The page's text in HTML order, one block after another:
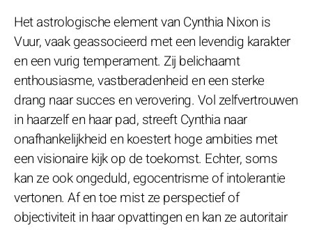
Het astrologische element van Cynthia Nixon is
Vuur, vaak geassocieerd met een levendig karakter
en een vurig temperament. Zij belichaamt
enthousiasme, vastberadenheid en een sterke
drang naar succes en verovering. Vol zelfvertrouwen
in haarzelf en haar pad, streeft Cynthia naar
onafhankelijkheid en koestert hoge ambities met
een visionaire kijk op de toekomst. Echter, soms
kan ze ook ongeduld, egocentrisme of intolerantie
vertonen. Af en toe mist ze perspectief of
objectiviteit in haar opvattingen en kan ze autoritair